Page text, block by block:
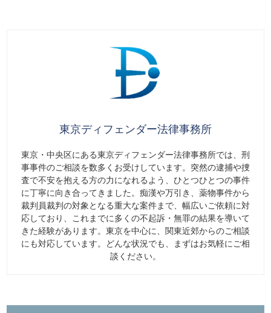
東京ディフェンダー法律事務所
東京・中央区にある東京ディフェンダー法律事務所では、刑
事事件のご相談を数多くお受けしています。突然の逮捕や捜
査で不安を抱える方の力になれるよう、ひとつひとつの事件
に丁寧に向き合ってきました。痴漢や万引き、薬物事件から
裁判員裁判の対象となる重大な案件まで、幅広いご依頼に対
応しており、これまでに多くの不起訴・無罪の結果を導いて
きた経験があります。東京を中心に、関東近郊からのご相談
にも対応しています。どんな状況でも、まずはお気軽にご相
談ください。